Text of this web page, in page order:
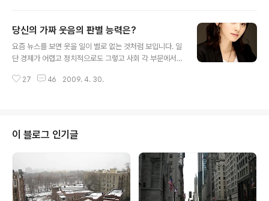
각이 많아서 길게 글을 썼는데 다시 마음이 변해서 다 부질
없이 느껴져 지웠습니다. 하지만 한가지만 좀 짚어보고 싶
어서 이렇게 컴퓨터 앞에 앉았습니다. 얼마 전에 다음 뷰를
추모하는 의미로 인터넷 홈페이지의 로고를 바꾼 것을 소
당신의 가짜 웃음의 판별 능력은?
요즘 뉴스를 보면 웃을 일이 별로 없는 것처럼 보입니다. 일
단 경제가 어렵고 정치적으로도 그렇고 사회 각 부문에서
많은 것도 같습니다. 웃음에는 두 가지가 있습니다. 웃을 일
한 느낌이 상대에도 전해지고 서로 좋은 영향을 나누어서
서로 복을 받는다는 의미가 아닌가 합니다. 인간과 동물을
가르는 생물학적인 차이에 대한 연구를 보면 의외로 인간
이 동물과 비슷한 점에 놀라게 됩니다. 특히 원숭이 같은 동
물은 유전자 측면에서 인간과 98%의 일치를 보인다고 합
니다. 겨우 2%만이 인간과..
27 46 2009. 4. 30.
이 블로그 인기글